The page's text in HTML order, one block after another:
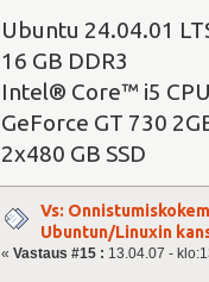
Ubuntu 24.04.01
16 GB DDR3
Intel® Core™ i5
GeForce GT 730
2x480 GB SSD
Vs:
Ubuntun/Linuxin
« Vastaus #15 : 13.04.07 -